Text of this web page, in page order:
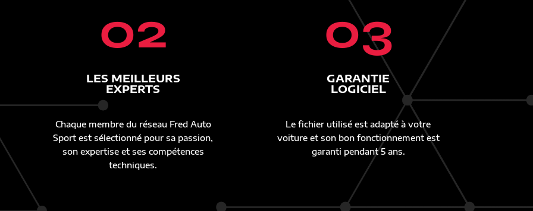
02
LES MEILLEURS
EXPERTS
Chaque membre du réseau Fred Auto
Sport est sélectionné pour sa passion,
son expertise et ses compétences
techniques.
03
GARANTIE
LOGICIEL
Le fichier utilisé est adapté à votre
voiture et son bon fonctionnement est
garanti pendant 5 ans.